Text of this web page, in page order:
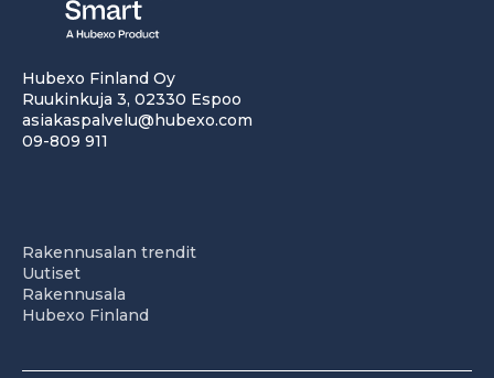
Hubexo Finland Oy
Ruukinkuja 3, 02330 Espoo
asiakaspalvelu@hubexo.com
09-809 911
Rakennusalan trendit
Uutiset
Rakennusala
Hubexo Finland